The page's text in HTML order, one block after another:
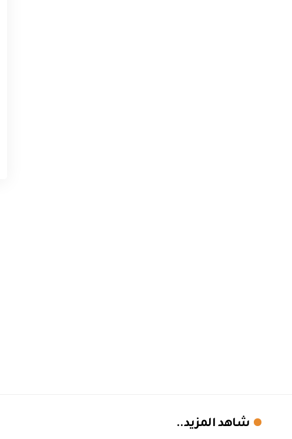
شاهد المزيد..